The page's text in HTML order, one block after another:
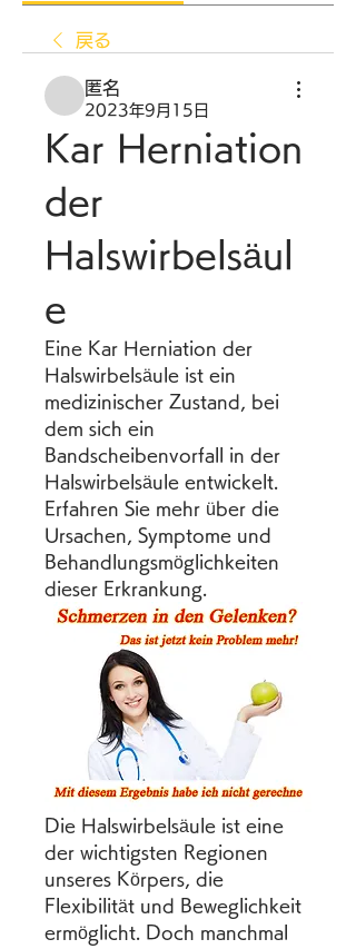
戻る
匿名
2023年9月15日
Kar Herniation
der
Halswirbelsäul
e
Eine Kar Herniation der
Halswirbelsäule ist ein
medizinischer Zustand, bei
dem sich ein
Bandscheibenvorfall in der
Halswirbelsäule entwickelt.
Erfahren Sie mehr über die
Ursachen, Symptome und
Behandlungsmöglichkeiten
dieser Erkrankung.
Die Halswirbelsäule ist eine
der wichtigsten Regionen
unseres Körpers, die
Flexibilität und Beweglichkeit
ermöglicht. Doch manchmal